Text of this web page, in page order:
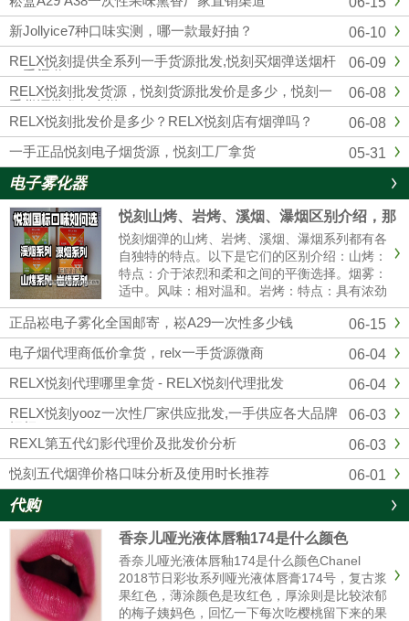
四五代杆蛋，另外各大品牌，通配，一次性均
有，品质市面上顶级的，可以代发，零售，批
发，全国包邮...
06-10
新Jollyice7种口味实测，哪一款最好抽？
06-09
RELX悦刻提供全系列一手货源批发,悦刻买烟弹送烟杆
一手渠道
06-08
RELX悦刻批发货源，悦刻货源批发价是多少，悦刻一
手货源批发怎么样？
06-08
RELX悦刻批发价是多少？RELX悦刻店有烟弹吗？
05-31
一手正品悦刻电子烟货源，悦刻工厂拿货
电子雾化器
悦刻山烤、岩烤、溪烟、瀑烟区别介绍，那
个口感好?
悦刻烟弹的山烤、岩烤、溪烟、瀑烟系列都有各
自独特的特点。以下是它们的区别介绍：山烤：
特点：介于浓烈和柔和之间的平衡选择。烟雾：
适中。风味：相对温和。岩烤：特点：具有浓劲
的中式风味。烟雾：可能会有更大的烟雾。体
验：强烈的一氧化碳满足感。溪烟：特点：提供
清爽的清香体验。烟雾：较薄。体......
06-15
正品崧电子雾化全国邮寄，崧A29一次性多少钱
06-04
电子烟代理商低价拿货，relx一手货源微商
06-04
RELX悦刻代理哪里拿货 - RELX悦刻代理批发
06-03
RELX悦刻yooz一次性厂家供应批发,一手供应各大品牌
烟杆
06-03
REXL第五代幻影代理价及批发价分析
06-01
悦刻五代烟弹价格口味分析及使用时长推荐
代购
香奈儿哑光液体唇釉174是什么颜色
香奈儿哑光液体唇釉174是什么颜色Chanel
2018节日彩妆系列哑光液体唇膏174号，复古浆
果红色，薄涂颜色是玫红色，厚涂则是比较浓郁
的梅子姨妈色，回忆一下每次吃樱桃留下来的果